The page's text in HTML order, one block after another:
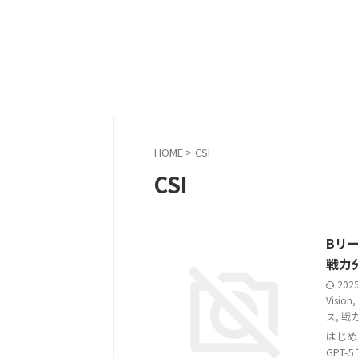
HOME > CSI
CSI
Bリ
戦力
Vision,
ス, 戦
はじ
GPT-